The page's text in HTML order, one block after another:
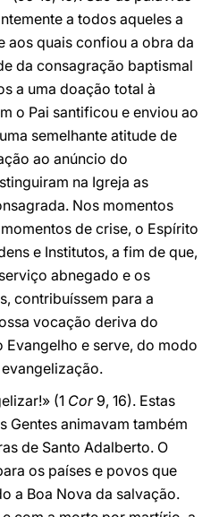
a todos aqueles a
aos quais confiou a obra da
da consagração baptismal
a uma doação total à
o Pai santificou e enviou ao
semelhante atitude de
ao anúncio do
na Igreja as
Nos momentos
de crise, o Espírito
e Institutos, a fim de que,
abnegado e os
contribuíssem para a
vocação deriva do
e serve, do modo
(1 Cor9, 16). Estas
Gentes animavam também
de Santo Adalberto. O
os países e povos que
a Boa Nova da salvação.